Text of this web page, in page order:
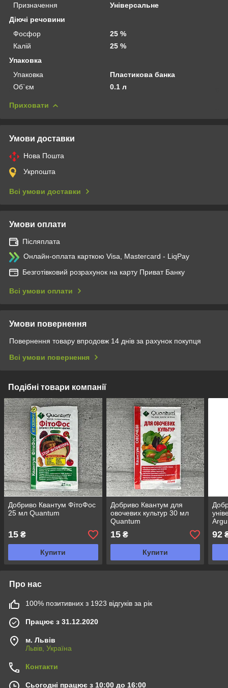
Призначення
Універсальне
Діючі речовини
Фосфор
25 %
Калій
25 %
Упаковка
Упаковка
Пластикова банка
Об`єм
0.1 л
Приховати
Умови доставки
Нова Пошта
Укрпошта
Всі умови доставки
Умови оплати
Післяплата
Онлайн-оплата карткою Visa, Mastercard - LiqPay
Безготівковий розрахунок на карту Приват Банку
Всі умови оплати
Умови повернення
Повернення товару впродовж 14 днів за рахунок покупця
Всі умови повернення
Подібні товари компанії
Добриво Квантум ФітоФос
25 мл Quantum
15 ₴
Купити
Добриво Квантум для
овочевих культур 30 мл
Quantum
15₴
Купити
92
Про нас
100% позитивних з 1923 відгуків за рік
Працює з 31.12.2020
м. Львів
Львів, Україна
Контакти
Сьогодні працює з 10:00 до 16:00